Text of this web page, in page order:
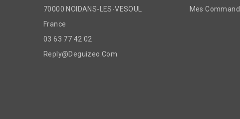
70000 NOIDANS-LES-VESOUL
France
03 63 77 42 02
Reply@deguizeo.com
Mes